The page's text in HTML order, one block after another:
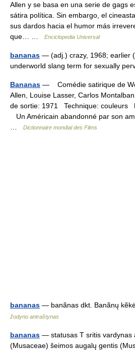
Allen y se basa en una serie de gags
sátira política. Sin embargo, el
sus dardos hacia el humor más
que… …
Enciclopedia Universal
bananas — (adj.) crazy, 1968; earlier
underworld slang term for sexually
Bananas — Comédie satirique de
Allen, Louise Lasser, Carlos
de sortie: 1971 Technique:
Un Américain abandonné par son
Dictionnaire mondial des Films
bananas — banãnas dkt. Banãnų
žodyno antraštynas
bananas — statusas T sritis vardynas
(Musaceae) šeimos augalų gentis